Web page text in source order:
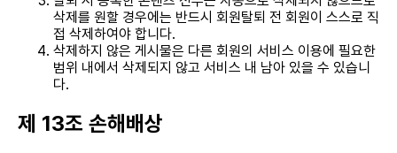
삭제를 원할 경우에는 반드시 회원탈퇴 전 회원이 스스로 직
접 삭제하여야 합니다.
삭제하지 않은 게시물은 다른 회원의 서비스 이용에 필요한
범위 내에서 삭제되지 않고 서비스 내 남아 있을 수 있습니
다.
제 13조 손해배상